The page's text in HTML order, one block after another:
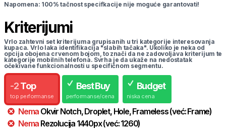
Napomena: 100% tačnost specifkacije nije moguće garantovati!
Kriterijumi
Vrlo zahtevni set kriterijuma grupisanih u tri kategorije interesovanja
kupaca. Vrlo laka identifikacija "slabih tačaka". Ukoliko je neka od
opcija obojena crvenom bojom, to znači da ne zadovoljava kriterijum te
kategorije mobilnih telefona. Svrha je da ukaže na nedostatak
očekivane funkcionalnosti u specifičnom segmentu.
-2 Top
top performanse
Best Buy
performanse/cena
Budget
niska cena
Nema Okvir Notch, Droplet, Hole, Frameless(već:Frame)
Nema Rezolucija 1440px(već:1260)